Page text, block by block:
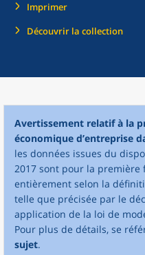
Imprimer
Découvrir la collection
Avertissement relatif à la
économique d’entreprise
les données issues du
2017 sont pour la
entièrement selon la
telle que précisée par le
application de la loi de
Pour plus de détails, se
sujet.